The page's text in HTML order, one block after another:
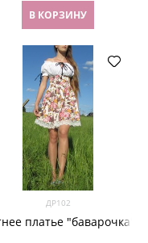
В КОРЗИНУ
ДР102
платье "баварочка"